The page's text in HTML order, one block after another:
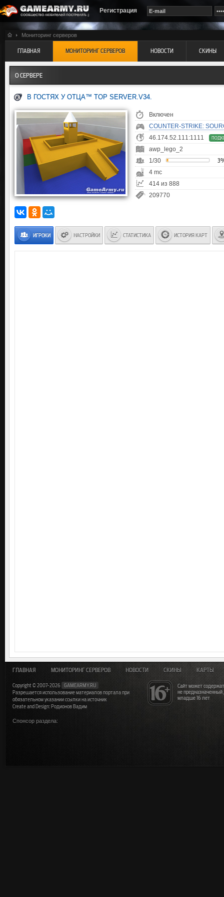
Регистрация
Мониторинг серверов
ГЛАВНАЯ МОНИТОРИНГ СЕРВЕРОВ НОВОСТИ СКИНЫ
О СЕРВЕРЕ
В ГОСТЯХ У ОТЦА™ TOP SERVER.V34.
Включен
COUNTER-STRIKE:
46.174.52.111:1111
awp_lego_2
1/30
4 mc
414 из 888
209770
ИГРОКИ НАСТРОЙКИ СТАТИСТИКА ИСТОРИЯ КАРТ
Сайт может
не
младше 16 лет
ГЛАВНАЯ МОНИТОРИНГ СЕРВЕРОВ НОВОСТИ СКИНЫ КАРТЫ
Copyright © 2007-2026
GAMEARMY.RU
Разрешается использование материалов портала при
обязательном указании ссылки на источник
Create and Design: Родионов Вадим
Спонсор раздела: